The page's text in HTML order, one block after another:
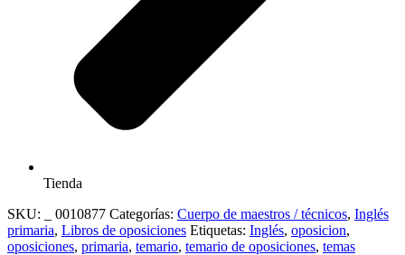
Tienda
SKU:
_ 0010877 Categorías: Cuerpo de maestros / técnicos, Inglés
primaria, Libros de oposiciones Etiquetas: Inglés, oposicion,
oposiciones, primaria, temario, temario de oposiciones, temas